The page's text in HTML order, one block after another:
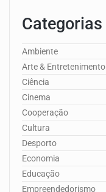
Categorias
Ambiente
Arte & Entretenimento
Ciência
Cinema
Cooperação
Cultura
Desporto
Economia
Educação
Empreendedorismo